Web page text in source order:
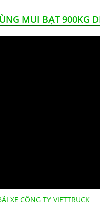
MUI BẠT 900KG
XE CÔNG TY VIETTRUCK